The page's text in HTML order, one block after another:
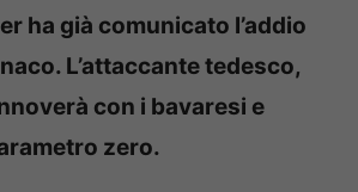
ha già comunicato l’addio
L’attaccante tedesco,
con i bavaresi e
zero.